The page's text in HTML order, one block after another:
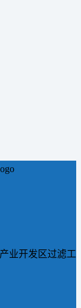
业开发区过滤工